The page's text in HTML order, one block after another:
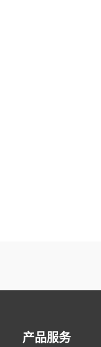
产品服务